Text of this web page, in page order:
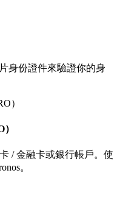
身份證件來驗證你的身
/ 金融卡或銀行帳戶。使
。